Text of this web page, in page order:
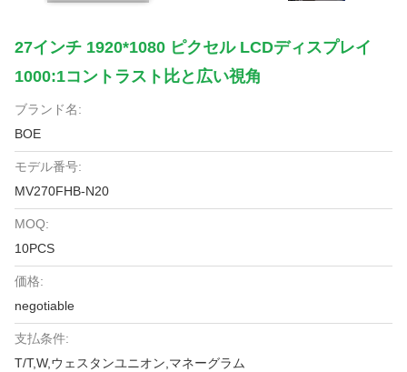
27インチ 1920*1080 ピクセル LCDディスプレイ
1000:1コントラスト比と広い視角
ブランド名:
BOE
モデル番号:
MV270FHB-N20
MOQ:
10PCS
価格:
negotiable
支払条件:
T/T,W,ウェスタンユニオン,マネーグラム